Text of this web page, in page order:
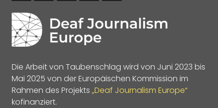
Die Arbeit von Taubenschlag wird von Juni 2023 bis
Mai 2025 von der Europäischen Kommission im
Rahmen des Projekts „Deaf Journalism Europe“
kofinanziert.